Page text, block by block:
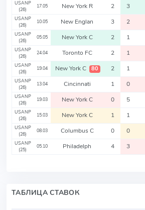
USANP
(26)
17.05 New York R 2 3
USANP
(26)
10.05 New Englan 3 2
USANP
(26)
05.05 New York C 2 1
USANP
(26)
24.04 Toronto FC 2 1
USANP
(26)
19.04 New York C 80 2 1
USANP
(26)
13.04 Cincinnati 1 0
USANP
(26)
19.03 New York C 0 5
USANP
(26)
15.03 New York C 1 1
USANP
(26)
08.03 Columbus C 0 0
USANP
(25)
05.10 Philadelph 4 3
ТАБЛИЦА СТАВОК